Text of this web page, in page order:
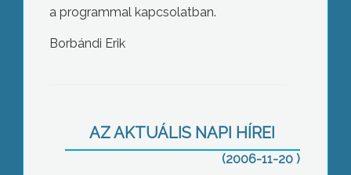
a programmal kapcsolatban.
Borbándi Erik
AZ AKTUÁLIS NAPI HÍREI
(2006-11-20 )
Előadás a buddhizmusról